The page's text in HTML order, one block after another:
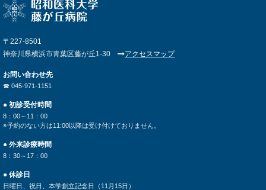
〒227-8501
神奈川県横浜市青葉区藤が丘1-30
アクセスマップ
お問い合わせ先
☎︎ 045-971-1151
● 初診受付時間
8：00～11：00
※予約のない方は11:00以降は受け付けておりません。
● 外来診療時間
8：30～17：00
● 休診日
日曜日、祝日、本学創立記念日（11月15日）